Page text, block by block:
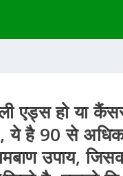
एड्स हो या
ये है 90 से अधिक
उपाय,